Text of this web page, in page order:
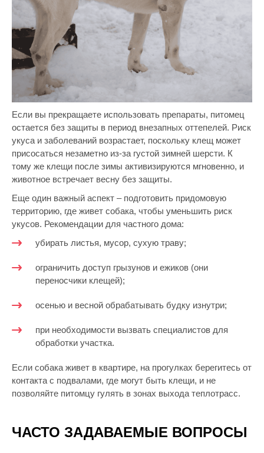
Если вы прекращаете использовать препараты, питомец
остается без защиты в период внезапных оттепелей. Риск
укуса и заболеваний возрастает, поскольку клещ может
присосаться незаметно из-за густой зимней шерсти. К
тому же клещи после зимы активизируются мгновенно, и
животное встречает весну без защиты.
Еще один важный аспект – подготовить придомовую
территорию, где живет собака, чтобы уменьшить риск
укусов. Рекомендации для частного дома:
убирать листья, мусор, сухую траву;
ограничить доступ грызунов и ежиков (они
переносчики клещей);
осенью и весной обрабатывать будку изнутри;
при необходимости вызвать специалистов для
обработки участка.
Если собака живет в квартире, на прогулках берегитесь от
контакта с подвалами, где могут быть клещи, и не
позволяйте питомцу гулять в зонах выхода теплотрасс.
ЧАСТО ЗАДАВАЕМЫЕ ВОПРОСЫ